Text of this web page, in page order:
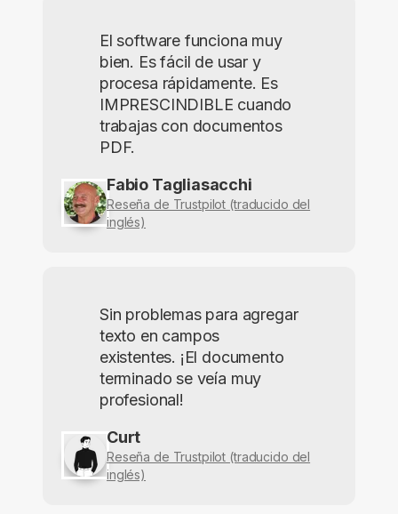
El software funciona muy
bien. Es fácil de usar y
procesa rápidamente. Es
IMPRESCINDIBLE cuando
trabajas con documentos
PDF.
Fabio Tagliasacchi
Reseña de Trustpilot (traducido del
inglés)
Sin problemas para agregar
texto en campos
existentes. ¡El documento
terminado se veía muy
profesional!
Curt
Reseña de Trustpilot (traducido del
inglés)